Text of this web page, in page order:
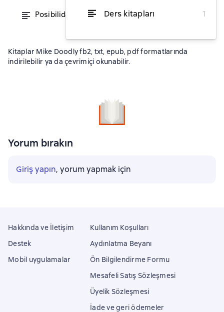
Ders kitapları
1
Posibilidades infinitas itibaren ₺603,14
Kitaplar Mike Doodly fb2, txt, epub, pdf formatlarında
indirilebilir ya da çevrimiçi okunabilir.
Yorum bırakın
Giriş yapın, yorum yapmak için
Hakkında ve İletişim
Destek
Mobil uygulamalar
Kullanım Koşulları
Aydınlatma Beyanı
Ön Bilgilendirme Formu
Mesafeli Satış Sözleşmesi
Üyelik Sözleşmesi
İade ve geri ödemeler